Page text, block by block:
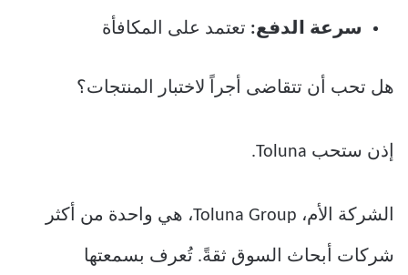
سرعة الدفع: تعتمد على المكافأة
هل تحب أن تتقاضى أجراً لاختبار المنتجات؟
إذن ستحب Toluna.
الشركة الأم، Toluna Group، هي واحدة من أكثر
شركات أبحاث السوق ثقةً. تُعرف بسمعتها